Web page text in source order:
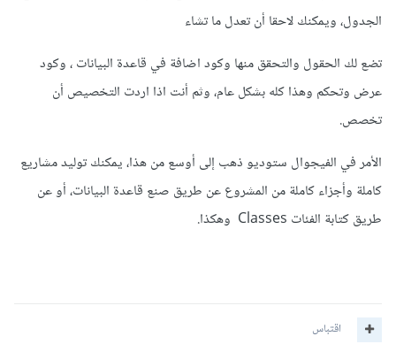
الجدول، ويمكنك لاحقا أن تعدل ما تشاء
تضع لك الحقول والتحقق منها وكود اضافة في قاعدة البيانات ، وكود
عرض وتحكم وهذا كله بشكل عام، وثم أنت اذا اردت التخصيص أن
تخصص.
الأمر في الفيجوال ستوديو ذهب إلى أوسع من هذا، يمكنك توليد مشاريع
كاملة وأجزاء كاملة من المشروع عن طريق صنع قاعدة البيانات، أو عن
طريق كتابة الفئات Classes وهكذا.
اقتباس